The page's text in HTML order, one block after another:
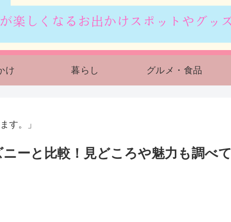
け 暮らし グルメ・食品
す。」
ーと比較！見どころや魅力も調べて